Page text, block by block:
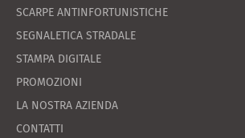
SCARPE ANTINFORTUNISTICHE
SEGNALETICA STRADALE
STAMPA DIGITALE
PROMOZIONI
LA NOSTRA AZIENDA
CONTATTI